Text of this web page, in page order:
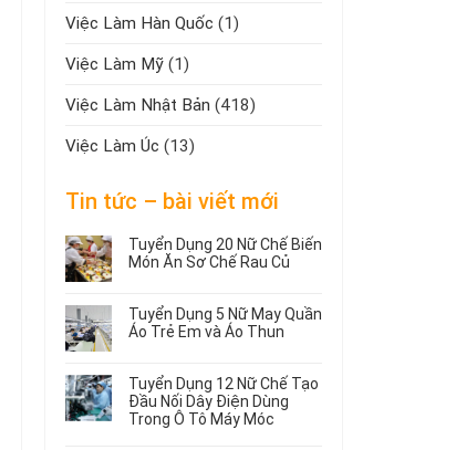
Việc Làm Hàn Quốc (1)
Việc Làm Mỹ (1)
Việc Làm Nhật Bản (418)
Việc Làm Úc (13)
Tin tức – bài viết mới
Tuyển Dụng 20 Nữ Chế Biến
Món Ăn Sơ Chế Rau Củ
có
bình
luận
Tuyển
Dụng
20
Nữ
Tuyển Dụng 5 Nữ May Quần
Áo Trẻ Em và Áo Thun
có
bình
luận
ở
Tuyển Dụng 12 Nữ Chế Tạo
Đầu Nối Dây Điện Dùng
Trong Ô Tô Máy Móc